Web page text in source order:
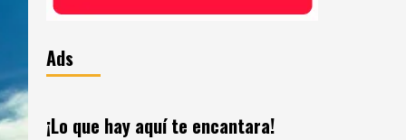
Ads
¡Lo que hay aquí te encantara!